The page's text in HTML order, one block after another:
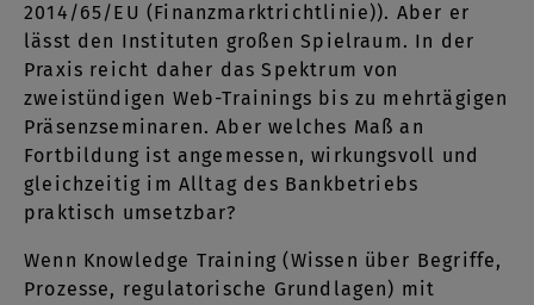
2014/65/EU (Finanzmarktrichtlinie)). Aber er
lässt den Instituten großen Spielraum. In der
Praxis reicht daher das Spektrum von
zweistündigen Web-Trainings bis zu mehrtägigen
Präsenzseminaren. Aber welches Maß an
Fortbildung ist angemessen, wirkungsvoll und
gleichzeitig im Alltag des Bankbetriebs
praktisch umsetzbar?
Wenn Knowledge Training (Wissen über Begriffe,
Prozesse, regulatorische Grundlagen) mit